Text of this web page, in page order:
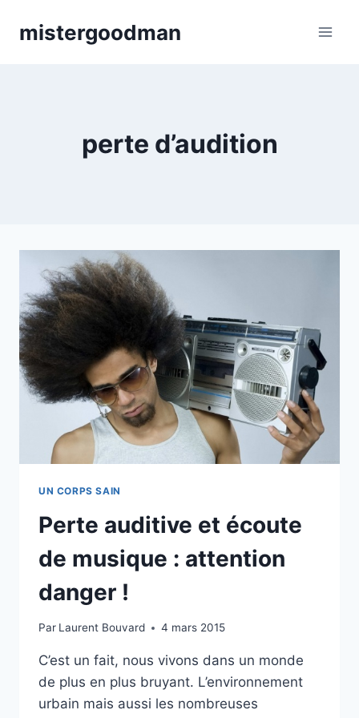
mistergoodman
perte d’audition
UN CORPS SAIN
Perte auditive et écoute
de musique : attention
danger !
Par Laurent Bouvard 4 mars 2015
C’est un fait, nous vivons dans un monde
de plus en plus bruyant. L’environnement
urbain mais aussi les nombreuses